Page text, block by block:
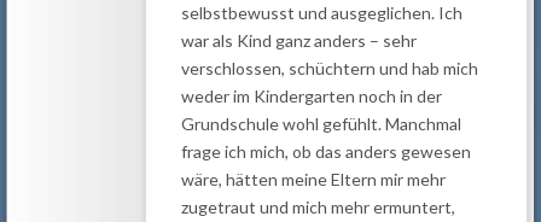
selbstbewusst und ausgeglichen. Ich
war als Kind ganz anders – sehr
verschlossen, schüchtern und hab mich
weder im Kindergarten noch in der
Grundschule wohl gefühlt. Manchmal
frage ich mich, ob das anders gewesen
wäre, hätten meine Eltern mir mehr
zugetraut und mich mehr ermuntert,